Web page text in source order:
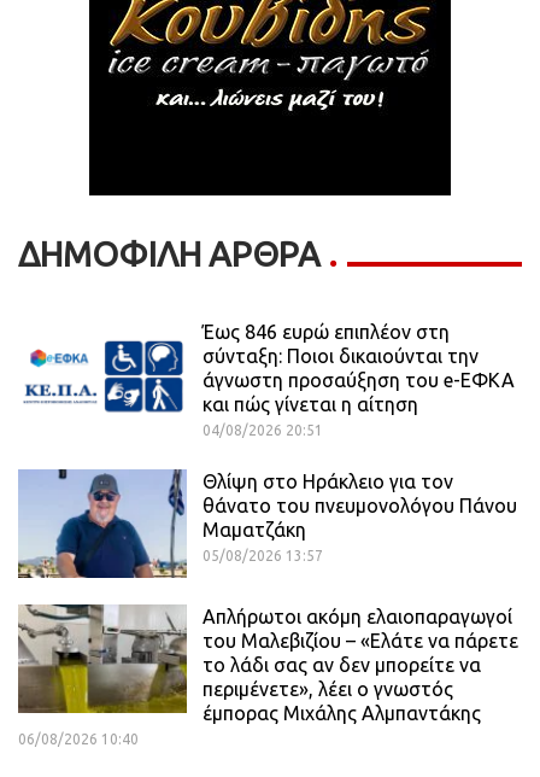
ΔΗΜΟΦΙΛΗ ΑΡΘΡΑ
Έως 846 ευρώ επιπλέον στη
σύνταξη: Ποιοι δικαιούνται την
άγνωστη προσαύξηση του e-ΕΦΚΑ
και πώς γίνεται η αίτηση
04/08/2026 20:51
Θλίψη στο Ηράκλειο για τον
θάνατο του πνευμονολόγου Πάνου
Μαματζάκη
05/08/2026 13:57
Απλήρωτοι ακόμη ελαιοπαραγωγοί
του Μαλεβιζίου – «Ελάτε να πάρετε
το λάδι σας αν δεν μπορείτε να
περιμένετε», λέει ο γνωστός
έμπορας Μιχάλης Αλμπαντάκης
06/08/2026 10:40